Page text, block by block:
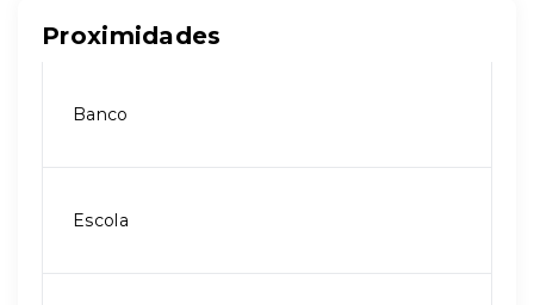
Proximidades
Banco
Escola